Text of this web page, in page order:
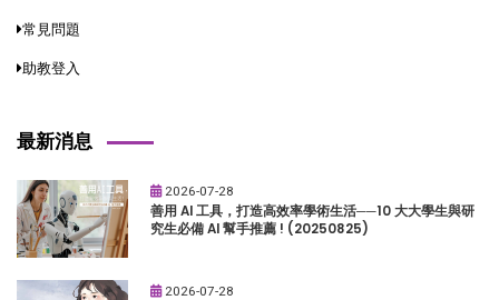
常見問題
助教登入
最新消息
2026-07-28
善用 AI 工具，打造高效率學術生活──10 大大學生與研
究生必備 AI 幫手推薦 ! (20250825)
2026-07-28